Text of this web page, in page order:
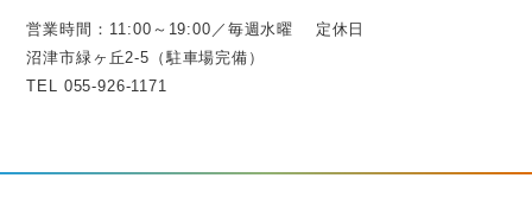
営業時間：11:00～19:00／毎週水曜 定休日
沼津市緑ヶ丘2-5（駐車場完備）
TEL 055-926-1171